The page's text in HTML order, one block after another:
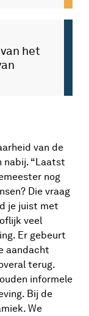
het
van de
nabij. “Laatst
nog
Die vraag
je juist met
veel
Er gebeurt
aandacht
terug.
informele
Bij de
We